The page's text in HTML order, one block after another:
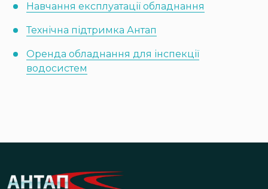
Навчання експлуатації обладнання
Технічна підтримка Антап
Оренда обладнання для інспекції
водосистем